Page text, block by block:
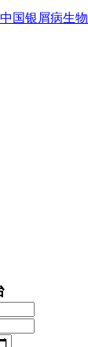
国银屑病生物